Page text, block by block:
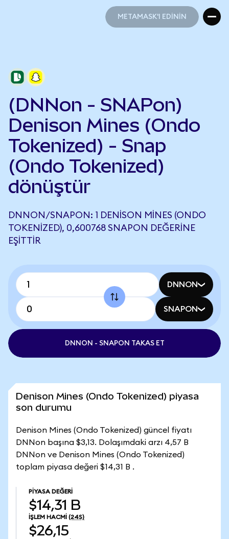
METAMASK'I EDİNİN
(DNNon - SNAPon)
Denison Mines (Ondo
Tokenized) - Snap
(Ondo Tokenized)
dönüştür
DNNON/SNAPON: 1 DENISON MINES (ONDO
TOKENIZED), 0,600768 SNAPON DEĞERINE
EŞITTIR
DNNON
SNAPON
DNNON - SNAPON TAKAS ET
Denison Mines (Ondo Tokenized) piyasa
son durumu
Denison Mines (Ondo Tokenized) güncel fiyatı
DNNon başına $3,13. Dolaşımdaki arzı 4,57 B
DNNon ve Denison Mines (Ondo Tokenized)
toplam piyasa değeri $14,31 B .
PIYASA DEĞERI
$14,31 B
İŞLEM HACMI (24S)
$26,15